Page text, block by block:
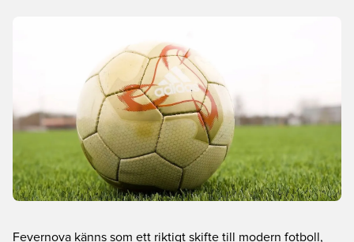
Fevernova känns som ett riktigt skifte till modern fotboll,